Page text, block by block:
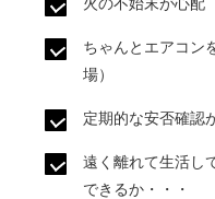
ちゃんとエアコン
場）
定期的な安否確認
遠く離れて生活し
できるか・・・